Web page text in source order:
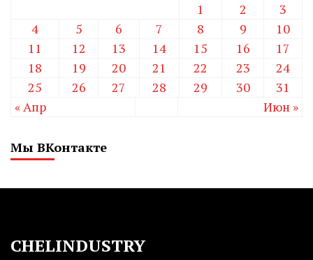
1
2
3
4
5 6 7 8 9
10
11
12 13 14 15 16
17
18
19 20 21 22 23
24
25
26 27 28 29 30
31
« Апр
Июн »
Мы ВКонтакте
CHELINDUSTRY